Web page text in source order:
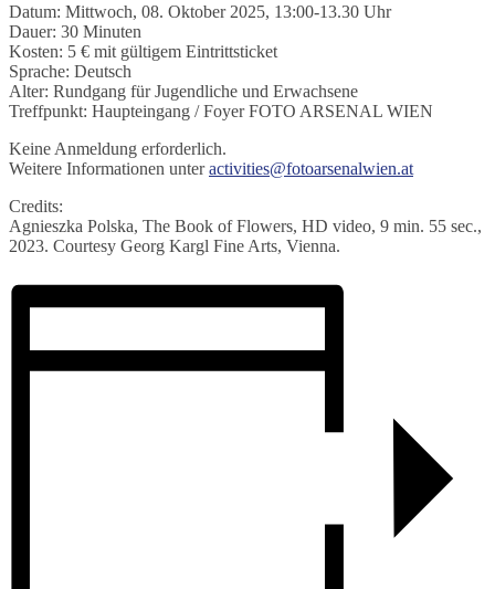
Datum: Mittwoch, 08. Oktober 2025, 13:00-13.30 Uhr
Dauer: 30 Minuten
Kosten: 5 € mit gültigem Eintrittsticket
Sprache: Deutsch
Alter: Rundgang für Jugendliche und Erwachsene
Treffpunkt: Haupteingang / Foyer FOTO ARSENAL WIEN
Keine Anmeldung erforderlich.
Weitere Informationen unteractivities@fotoarsenalwien.at
Credits:
Agnieszka Polska, The Book of Flowers, HD video, 9 min. 55 sec.,
2023. Courtesy Georg Kargl Fine Arts, Vienna.